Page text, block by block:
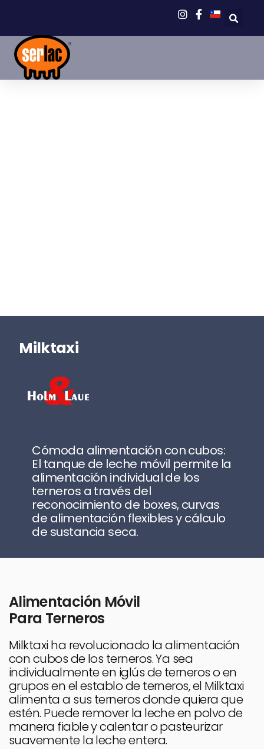
Milktaxi
Cómoda alimentación con cubos:
El tanque de leche móvil permite la
alimentación individual de los
terneros a través del
reconocimiento de boxes, curvas
de alimentación flexibles y cálculo
de sustancia seca.
Alimentación Móvil
Para Terneros
Milktaxi ha revolucionado la alimentación
con cubos de los terneros. Ya sea
individualmente en iglús de terneros o en
grupos en el establo de terneros, el Milktaxi
alimenta a sus terneros donde quiera que
estén. Puede remover la leche en polvo de
manera fiable y calentar o pasteurizar
suavemente la leche entera.